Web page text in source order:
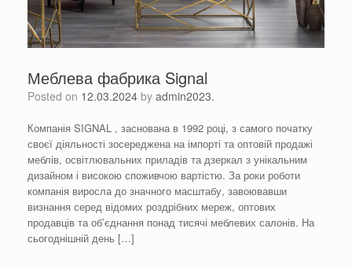
Меблева фабрика Signal
Posted on 12.03.2024 by admin2023.
Компанія SIGNAL , заснована в 1992 році, з самого початку
своєї діяльності зосереджена на імпорті та оптовій продажі
меблів, освітлювальних приладів та дзеркал з унікальним
дизайном і високою споживчою вартістю. За роки роботи
компанія виросла до значного масштабу, завоювавши
визнання серед відомих роздрібних мереж, оптових
продавців та об’єднання понад тисячі меблевих салонів. На
сьогоднішній день […]